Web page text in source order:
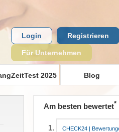
2025 Blog
Login Registrieren
Für Unternehmen
Am besten bewertet*
CHECK24 |